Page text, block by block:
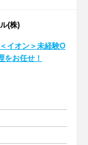
(株)
イオン＞未経験O
お任せ！